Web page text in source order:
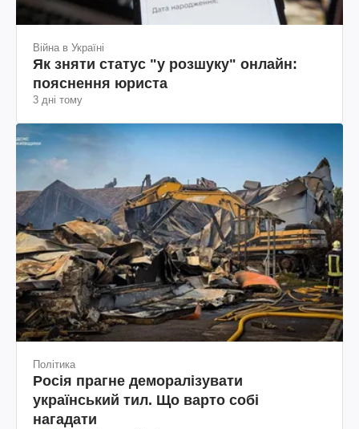
Війна в Україні
Як зняти статус "у розшуку" онлайн:
пояснення юриста
3 дні тому
Політика
Росія прагне деморалізувати
український тил. Що варто собі
нагадати